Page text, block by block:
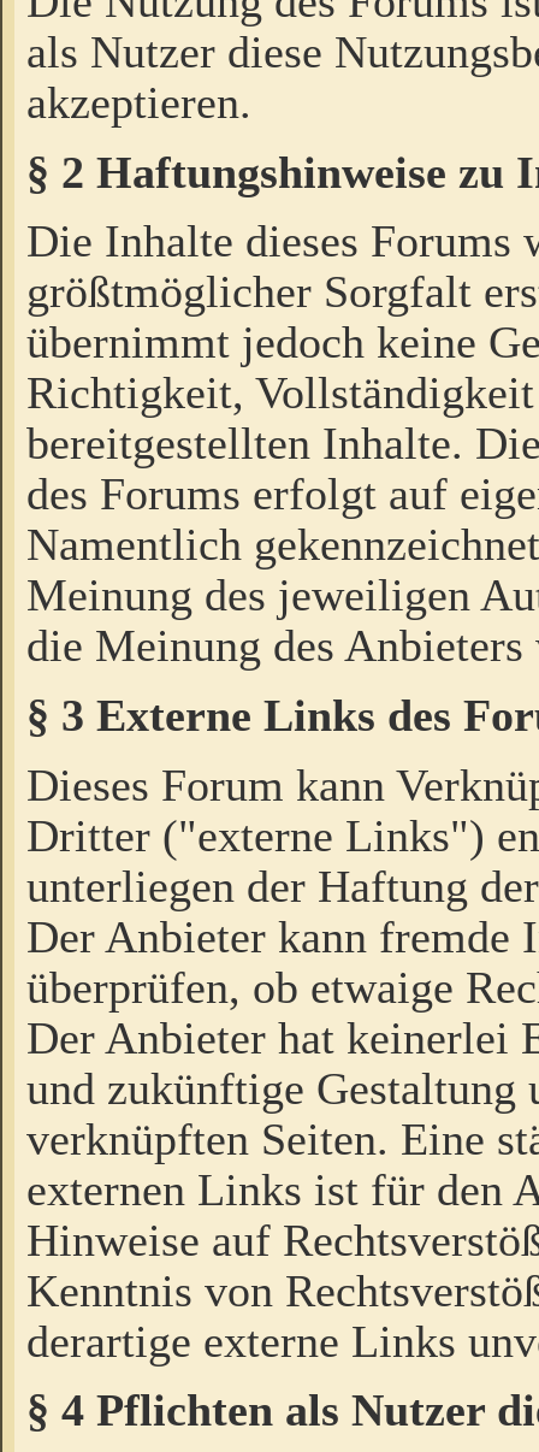
als Nutzer diese
akzeptieren.
§ 2 Haftungshinweise zu
Die Inhalte dieses Forums
größtmöglicher Sorgfalt
übernimmt jedoch keine
Richtigkeit,
bereitgestellten Inhalte.
des Forums erfolgt auf
Namentlich
Meinung des jeweiligen
die Meinung des Anbieters
§ 3 Externe Links des
Dieses Forum kann
Dritter ("externe Links")
unterliegen der Haftung
Der Anbieter kann fremde
überprüfen, ob etwaige
Der Anbieter hat keinerlei
und zukünftige Gestaltung
verknüpften Seiten. Eine
externen Links ist für den
Hinweise auf
Kenntnis von
derartige externe Links
§ 4 Pflichten als Nutzer